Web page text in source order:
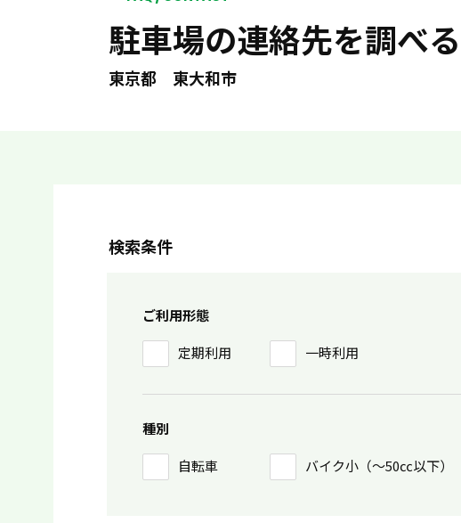
駐車場の連絡先を調べる
東京都 東大和市
検索条件
ご利用形態
定期利用
一時利用
種別
自転車
バイク小（〜50㏄以下）